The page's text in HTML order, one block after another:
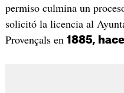
permiso culmina un
solicitó la licencia al
Provençals en 1885,